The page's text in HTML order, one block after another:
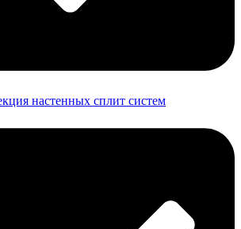
настенных сплит систем